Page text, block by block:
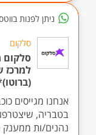
ניתן לפנות
סלקום
סלקום
אנחנו מגייסים
בטבריה,
נהנים/ות ממענק